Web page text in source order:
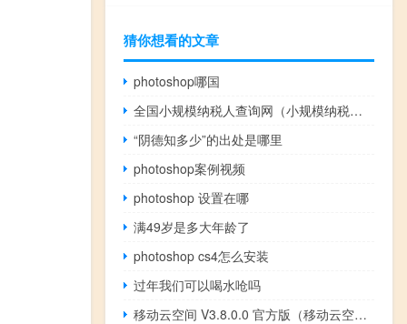
猜你想看的文章
photoshop哪国
全国小规模纳税人查询网（小规模纳税人查询系统）
“阴德知多少”的出处是哪里
photoshop案例视频
photoshop 设置在哪
满49岁是多大年龄了
photoshop cs4怎么安装
过年我们可以喝水呛吗
移动云空间 V3.8.0.0 官方版（移动云空间 V3.8.0.0 官方版功能简介）